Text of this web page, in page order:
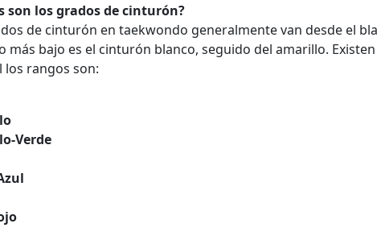
son los grados de cinturón?
de cinturón en taekwondo generalmente van desde el
más bajo es el cinturón blanco, seguido del amarillo.
los rangos son:
Verde